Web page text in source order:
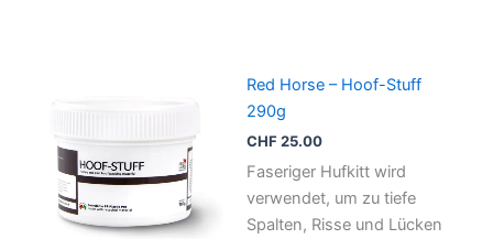
Red Horse – Hoof-Stuff
290g
CHF25.00
Faseriger Hufkitt wird
verwendet, um zu tiefe
Spalten, Risse und Lücken